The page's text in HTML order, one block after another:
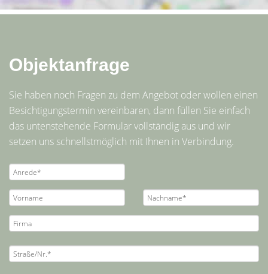
Objektanfrage
Sie haben noch Fragen zu dem Angebot oder wollen einen
Besichtigungstermin vereinbaren, dann füllen Sie einfach
das untenstehende Formular vollständig aus und wir
setzen uns schnellstmöglich mit Ihnen in Verbindung.